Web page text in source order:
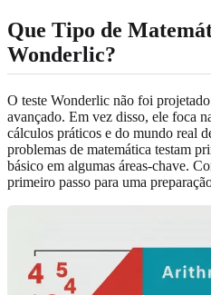
Que Tipo de
Wonderlic?
O teste Wonderlic não foi
avançado. Em vez disso, ele foca
cálculos práticos e do mundo real
problemas de matemática testam
básico em algumas áreas-chave.
primeiro passo para uma